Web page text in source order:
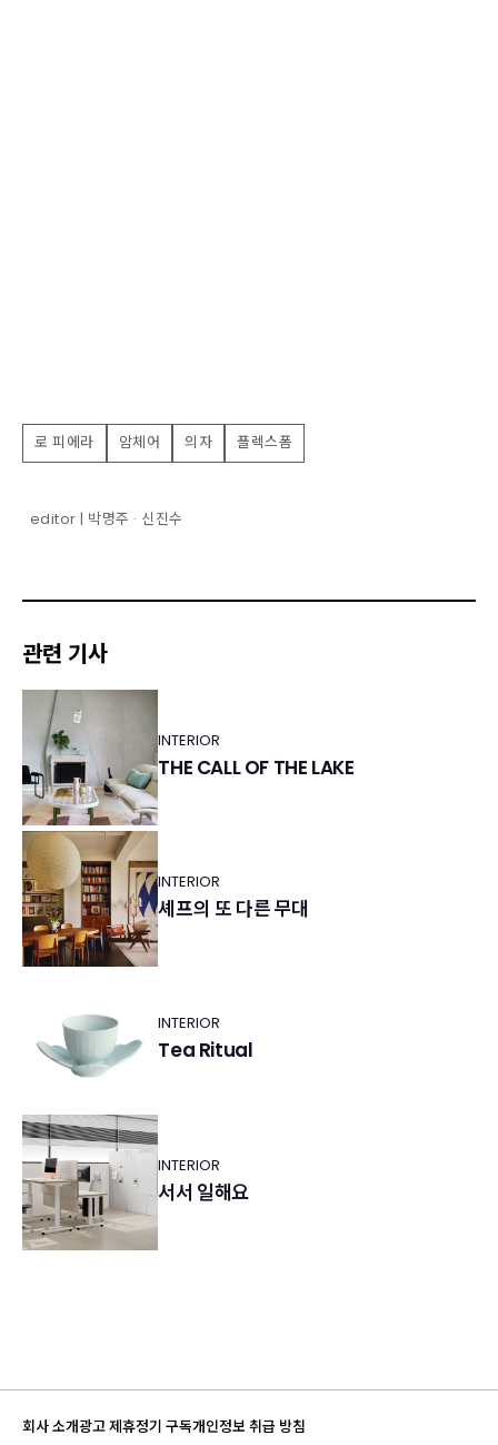
로 피에라 암체어 의자 플렉스폼
editor | 박명주 · 신진수
관련 기사
INTERIOR
THE CALL OF THE LAKE
INTERIOR
셰프의 또 다른 무대
INTERIOR
Tea Ritual
INTERIOR
서서 일해요
회사 소개광고 제휴정기 구독개인정보 취급 방침